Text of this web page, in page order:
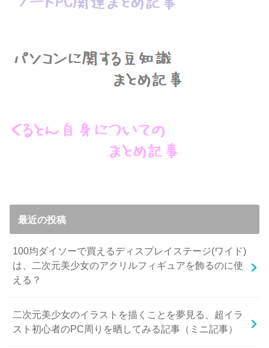
最近の投稿
100均ダイソーで買えるディスプレイステージ(ワイド)
は、二次元美少女のアクリルフィギュアを飾るのに使
える？
二次元美少女のイラストを描くことを夢見る、超イラ
スト初心者のPC周りを晒してみる記事（ミニ記事）